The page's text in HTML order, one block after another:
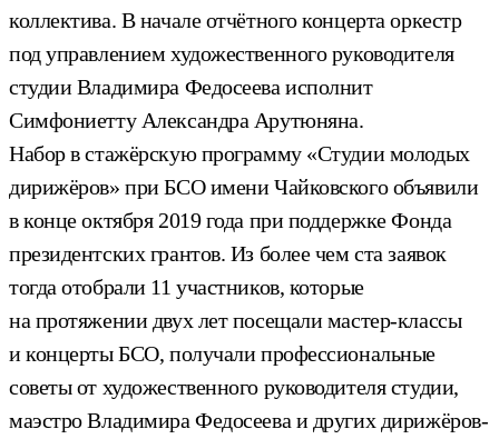
коллектива. В начале отчётного концерта оркестр
под управлением художественного руководителя
студии Владимира Федосеева исполнит
Симфониетту Александра Арутюняна.
Набор в стажёрскую программу «Студии молодых
дирижёров» при БСО имени Чайковского объявили
в конце октября 2019 года при поддержке Фонда
президентских грантов. Из более чем ста заявок
тогда отобрали 11 участников, которые
на протяжении двух лет посещали мастер-классы
и концерты БСО, получали профессиональные
советы от художественного руководителя студии,
маэстро Владимира Федосеева и других дирижёров-